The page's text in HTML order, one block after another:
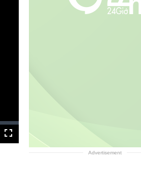
Toàn
màn
Advertisement